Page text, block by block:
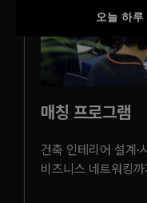
매칭 프로그램
건축 인테리어 설계·
비즈니스 네트워킹까
오늘 하루